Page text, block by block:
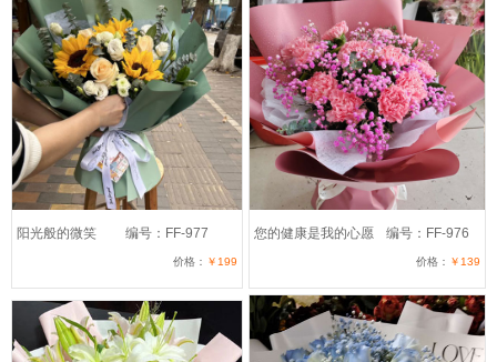
阳光般的微笑 编号：FF-977
价格： ￥199
您的健康是我的心愿 编号：FF-976
价格： ￥139